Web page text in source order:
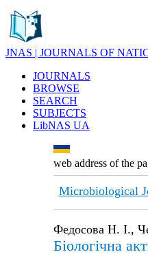
JNAS | JOURNALS OF
JOURNALS
BROWSE
SEARCH
SUBJECTS
LibNAS UA
web address of the
Microbiological
Федосова Н. І.,
Біологічна